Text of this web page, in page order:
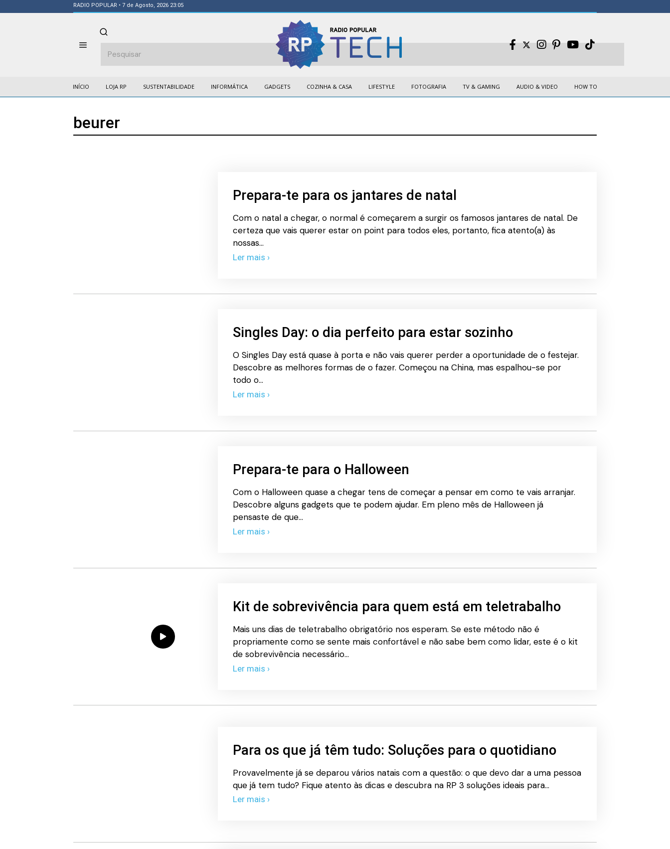
RADIO POPULAR • 7 de Agosto, 2026 23:05
INÍCIO LOJA RP SUSTENTABILIDADE INFORMÁTICA GADGETS COZINHA & CASA LIFESTYLE FOTOGRAFIA TV & GAMING AUDIO & VIDEO HOW TO
beurer
Prepara-te para os jantares de natal
Com o natal a chegar, o normal é começarem a surgir os famosos jantares de natal. De
certeza que vais querer estar on point para todos eles, portanto, fica atento(a) às
nossas…
Ler mais ›
Singles Day: o dia perfeito para estar sozinho
O Singles Day está quase à porta e não vais querer perder a oportunidade de o festejar.
Descobre as melhores formas de o fazer. Começou na China, mas espalhou-se por
todo o…
Ler mais ›
Prepara-te para o Halloween
Com o Halloween quase a chegar tens de começar a pensar em como te vais arranjar.
Descobre alguns gadgets que te podem ajudar. Em pleno mês de Halloween já
pensaste de que…
Ler mais ›
Kit de sobrevivência para quem está em teletrabalho
Mais uns dias de teletrabalho obrigatório nos esperam. Se este método não é
propriamente como se sente mais confortável e não sabe bem como lidar, este é o kit
de sobrevivência necessário…
Ler mais ›
Para os que já têm tudo: Soluções para o quotidiano
Provavelmente já se deparou vários natais com a questão: o que devo dar a uma pessoa
que já tem tudo? Fique atento às dicas e descubra na RP 3 soluções ideais para…
Ler mais ›